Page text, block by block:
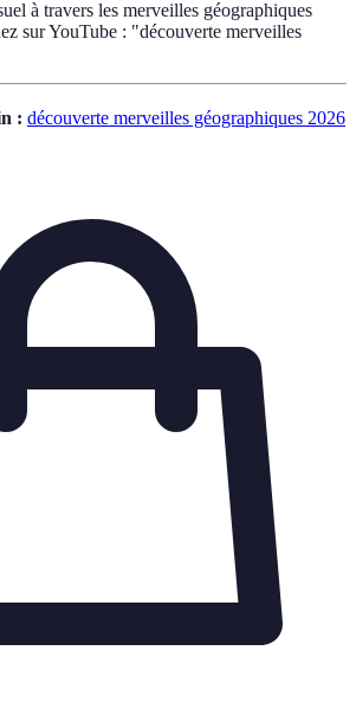
à travers les merveilles géographiques
sur YouTube : "découverte merveilles
: découverte merveilles géographiques 2026